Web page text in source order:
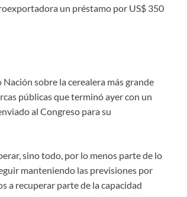
un préstamo por US$ 350
sobre la cerealera más grande
públicas que terminó ayer con un
al Congreso para su
sino todo, por lo menos parte de lo
manteniendo las previsiones por
a recuperar parte de la capacidad